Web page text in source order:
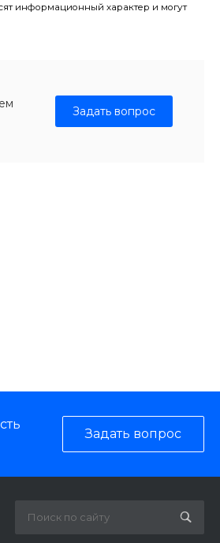
информационный характер и могут
Задать вопрос
Задать вопрос